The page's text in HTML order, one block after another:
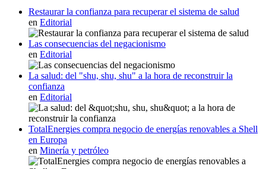
Restaurar la confianza para recuperar el sistema de salud
en Editorial
Las consecuencias del negacionismo
en Editorial
La salud: del "shu, shu, shu" a la hora de reconstruir la
confianza
en Editorial
TotalEnergies compra negocio de energías renovables a Shell
en Europa
en Minería y petróleo